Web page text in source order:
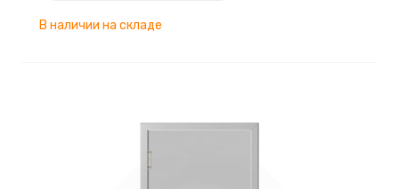
В наличии на складе